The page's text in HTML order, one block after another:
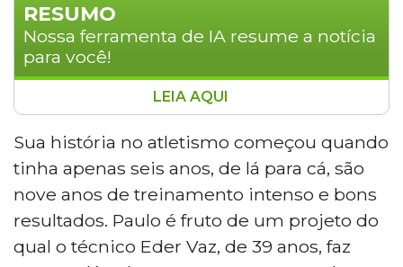
RESUMO
Nossa ferramenta de IA resume a notícia
para você!
Paulo Henrique Marques Teles, um jovem
atleta de 15 anos de Campo Grande, é
uma promessa no salto em altura,
competindo em categorias sub-23.
Treinando sob a orientação do professor
Eder Vaz, ele começou sua trajetória no
atletismo aos seis anos e, desde então,
LEIA AQUI
Sua história no atletismo começou quando
tinha apenas seis anos, de lá para cá, são
nove anos de treinamento intenso e bons
resultados. Paulo é fruto de um projeto do
qual o técnico Eder Vaz, de 39 anos, faz